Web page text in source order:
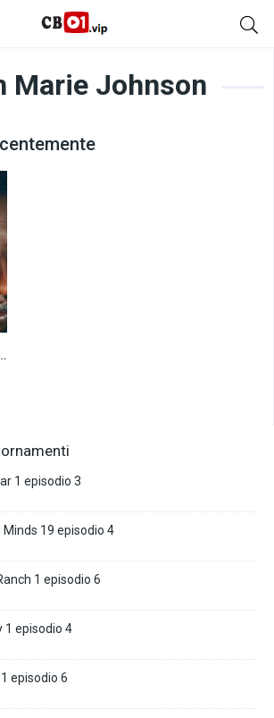
Marie Johnson
(2020)
1 episodio 3
Minds 19 episodio 4
1 episodio 6
1 episodio 4
episodio 6